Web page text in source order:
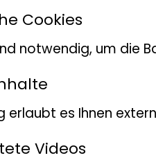
Cookies
notwendig, um die
erlaubt es Ihnen
Videos